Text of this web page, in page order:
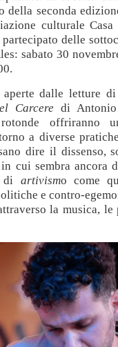
della seconda
culturale
delle
sabato 30
aperte dalle letture
Carcere di
offriranno
a diverse
dire il dissenso,
cui sembra ancora
di artivismo come
e contro-
la musica,